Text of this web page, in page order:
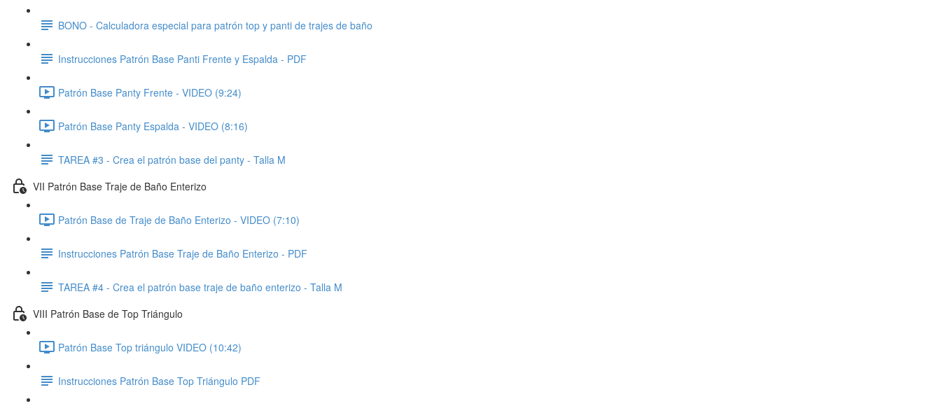
BONO - Calculadora especial para patrón top y panti de trajes de baño
Instrucciones Patrón Base Panti Frente y Espalda - PDF
Patrón Base Panty Frente - VIDEO (9:24)
Patrón Base Panty Espalda - VIDEO (8:16)
TAREA #3 - Crea el patrón base del panty - Talla M
VII Patrón Base Traje de Baño Enterizo
Patrón Base de Traje de Baño Enterizo - VIDEO (7:10)
Instrucciones Patrón Base Traje de Baño Enterizo - PDF
TAREA #4 - Crea el patrón base traje de baño enterizo - Talla M
VIII Patrón Base de Top Triángulo
Patrón Base Top triángulo VIDEO (10:42)
Instrucciones Patrón Base Top Triángulo PDF